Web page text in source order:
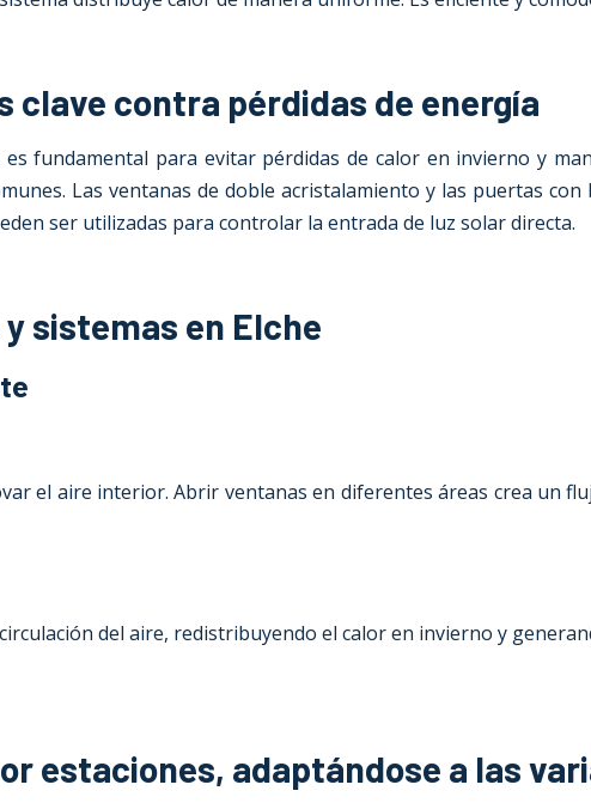
contra pérdidas de energía
fundamental para evitar pérdidas de calor en invierno y
Las ventanas de doble acristalamiento y las puertas
ser utilizadas para controlar la entrada de luz solar directa.
sistemas en Elche
el aire interior. Abrir ventanas en diferentes áreas crea un
del aire, redistribuyendo el calor en invierno y
estaciones, adaptándose a las